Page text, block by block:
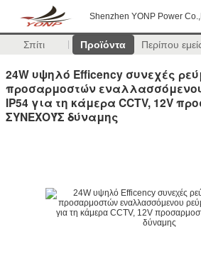
Shenzhen YONP Power
Σπίτι Προϊόντα Περίπου
24W υψηλό Efficency συνεχές
προσαρμοστών
IP54 για τη κάμερα CCTV, 12V
ΣΥΝΕΧΟΎΣ δύναμης